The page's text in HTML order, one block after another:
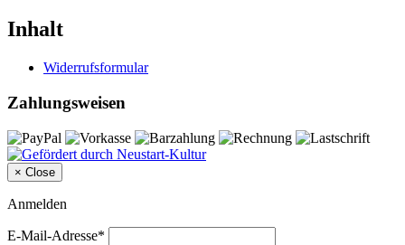
Inhalt
Widerrufsformular
Zahlungsweisen
× Close
Anmelden
E-Mail-Adresse*